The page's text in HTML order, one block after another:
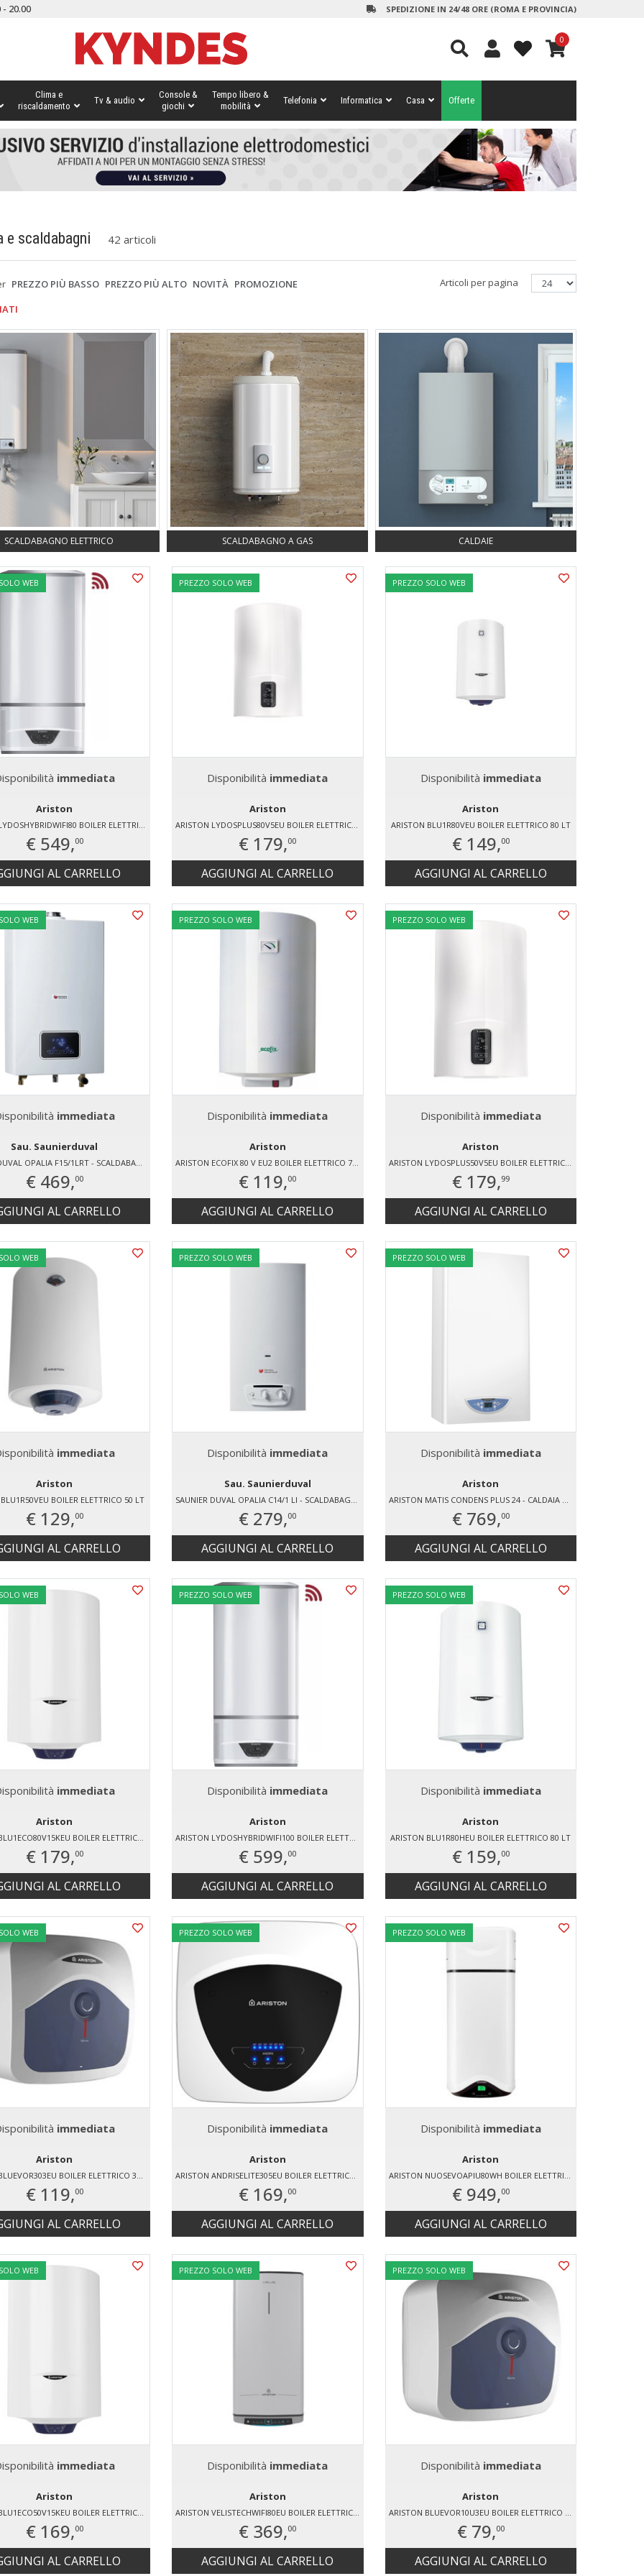
20.00 SPEDIZIONE IN 24/48 ORE (ROMA E PROVINCIA)
0
Clima e
riscaldamento
Tv & audio
Console &
giochi
Tempo libero &
mobilità
Telefonia Informatica Casa Offerte
e scaldabagni 42 articoli
PREZZO PIÙ BASSO PREZZO PIÙ ALTO NOVITÀ PROMOZIONE
Articoli per pagina
SCALDABAGNO ELETTRICO SCALDABAGNO A GAS CALDAIE
WEB
immediata
Ariston
ARISTON LYDOSHYBRIDWIFI80 BOILER ELETTRICO 80 LT
€ 549,00
AL CARRELLO
PREZZO SOLO WEB
Disponibilità immediata
Ariston
ARISTON LYDOSPLUS80V5EU BOILER ELETTRICO 75 LT
€ 179,00
AGGIUNGI AL CARRELLO
PREZZO SOLO WEB
Disponibilità immediata
Ariston
ARISTON BLU1R80VEU BOILER ELETTRICO 80 LT
€ 149,00
AGGIUNGI AL CARRELLO
WEB
immediata
Sau. Saunierduval
€ 469,00
AL CARRELLO
PREZZO SOLO WEB
Disponibilità immediata
Ariston
ARISTON ECOFIX 80 V EU2 BOILER ELETTRICO 75 LT
€ 119,00
AGGIUNGI AL CARRELLO
PREZZO SOLO WEB
Disponibilità immediata
Ariston
ARISTON LYDOSPLUS50V5EU BOILER ELETTRICO 49 LT
€ 179,99
AGGIUNGI AL CARRELLO
WEB
immediata
Ariston
BOILER ELETTRICO 50 LT
€ 129,00
AL CARRELLO
PREZZO SOLO WEB
Disponibilità immediata
Sau. Saunierduval
SAUNIER DUVAL OPALIA C14/1 LI - SCALDABAGNO ISTANTANEO LOW NOX "NUOVA GENERAZIONE" A CAMERA APERTA GAS METANO
€ 279,00
AGGIUNGI AL CARRELLO
PREZZO SOLO WEB
Disponibilità immediata
Ariston
ARISTON MATIS CONDENS PLUS 24 - CALDAIA MURALE A CONDENSAZIONE
€ 769,00
AGGIUNGI AL CARRELLO
WEB
immediata
Ariston
€ 179,00
AL CARRELLO
PREZZO SOLO WEB
Disponibilità immediata
Ariston
ARISTON LYDOSHYBRIDWIFI100 BOILER ELETTRICO 100 LT
€ 599,00
AGGIUNGI AL CARRELLO
PREZZO SOLO WEB
Disponibilità immediata
Ariston
ARISTON BLU1R80HEU BOILER ELETTRICO 80 LT
€ 159,00
AGGIUNGI AL CARRELLO
WEB
immediata
Ariston
€ 119,00
AL CARRELLO
PREZZO SOLO WEB
Disponibilità immediata
Ariston
ARISTON ANDRISELITE305EU BOILER ELETTRICO 30 LT
€ 169,00
AGGIUNGI AL CARRELLO
PREZZO SOLO WEB
Disponibilità immediata
Ariston
€ 949,00
AGGIUNGI AL CARRELLO
WEB
immediata
Ariston
ARISTON BLU1ECO50V15KEU BOILER ELETTRICO 49 LT
€ 169,00
AL CARRELLO
PREZZO SOLO WEB
Disponibilità immediata
Ariston
ARISTON VELISTECHWIFI80EU BOILER ELETTRICO 80 LT
€ 369,00
AGGIUNGI AL CARRELLO
PREZZO SOLO WEB
Disponibilità immediata
Ariston
ARISTON BLUEVOR10U3EU BOILER ELETTRICO 10 LT
€ 79,00
AGGIUNGI AL CARRELLO